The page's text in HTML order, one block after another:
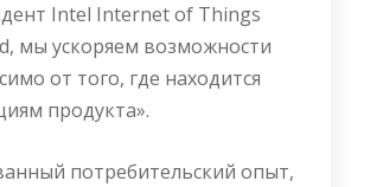
Intel Internet of Things
мы ускоряем возможности
от того, где находится
продукта».
потребительский опыт,